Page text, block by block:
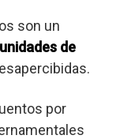
son un
de
por